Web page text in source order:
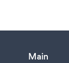
Main